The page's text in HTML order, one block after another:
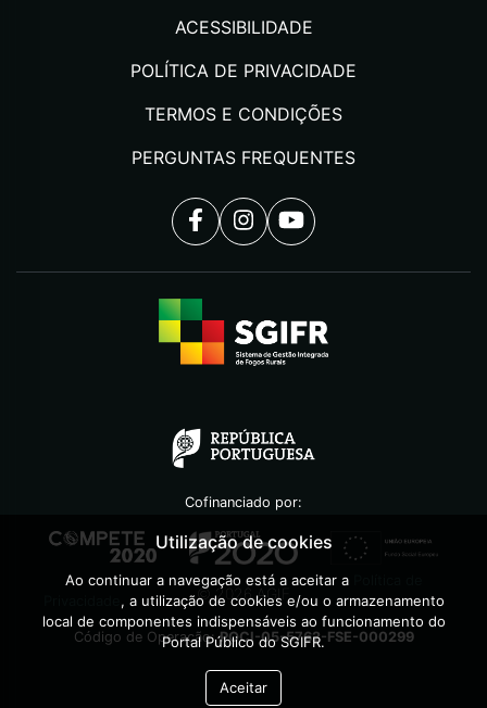
ACESSIBILIDADE
POLÍTICA DE PRIVACIDADE
TERMOS E CONDIÇÕES
PERGUNTAS FREQUENTES
Cofinanciado por:
©2026 AGIF
Código de Operação:POCI-05-5762-FSE-000299
Utilização de cookies
Ao continuar a navegação está a aceitar a
, a utilização de cookies e/ou o armazenamento
local de componentes indispensáveis ao funcionamento do
Portal Público do SGIFR.
Aceitar